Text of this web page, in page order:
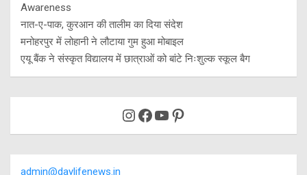
Awareness
नात-ए-पाक, कुरआन की तालीम का दिया संदेश
मनोहरपुर में लोहानी ने लौटाया गुम हुआ मोबाइल
एयू बैंक ने संस्कृत विद्यालय में छात्राओं को बांटे निःशुल्क स्कूल बैग
Instagram
Facebook
YouTube
Pinterest
admin@daylifenews.in